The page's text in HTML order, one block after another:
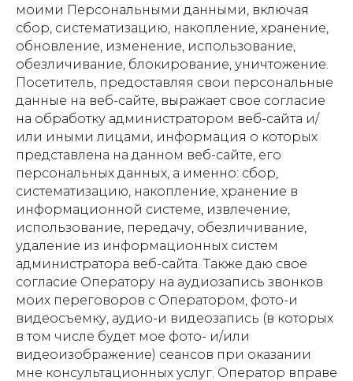
моими Персональными данными, включая
сбор, систематизацию, накопление, хранение,
обновление, изменение, использование,
обезличивание, блокирование, уничтожение.
Посетитель, предоставляя свои персональные
данные на веб-сайте, выражает свое согласие
на обработку администратором веб-сайта и/
или иными лицами, информация о которых
представлена на данном веб-сайте, его
персональных данных, а именно: сбор,
систематизацию, накопление, хранение в
информационной системе, извлечение,
использование, передачу, обезличивание,
удаление из информационных систем
администратора веб-сайта. Также даю свое
согласие Оператору на аудиозапись звонков
моих переговоров с Оператором, фото-и
видеосъемку, аудио-и видеозапись (в которых
в том числе будет мое фото- и/или
видеоизображение) сеансов при оказании
мне консультационных услуг. Оператор вправе